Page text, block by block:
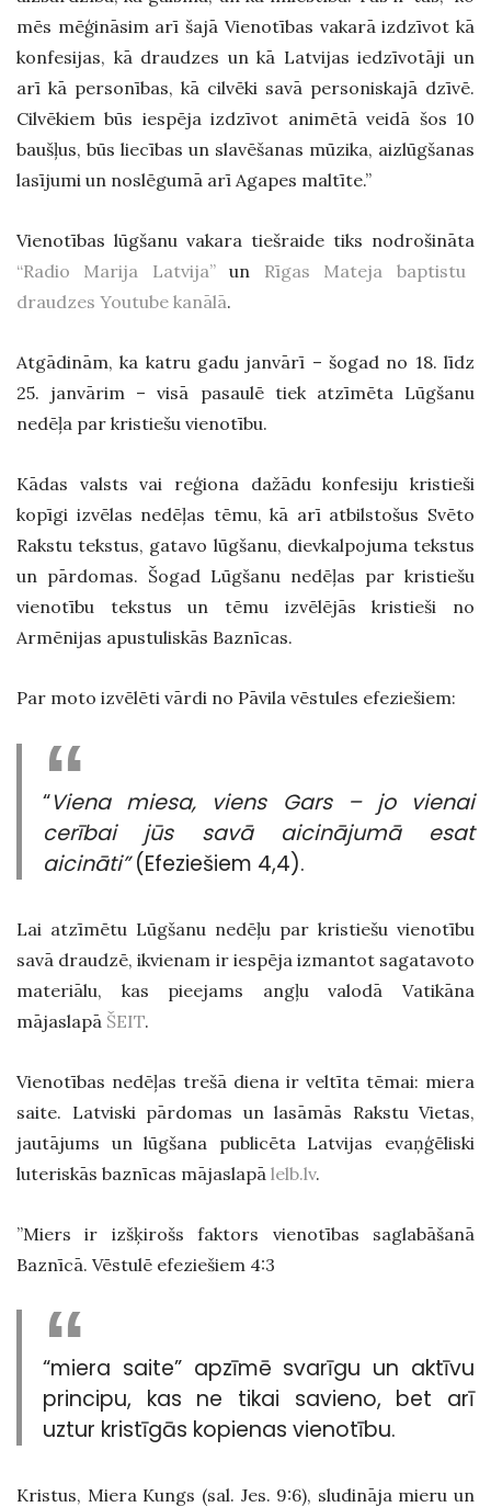
mēs mēģināsim arī šajā Vienotības vakarā izdzīvot kā
konfesijas, kā draudzes un kā Latvijas iedzīvotāji un
arī kā personības, kā cilvēki savā personiskajā dzīvē.
Cilvēkiem būs iespēja izdzīvot animētā veidā šos 10
baušļus, būs liecības un slavēšanas mūzika, aizlūgšanas
lasījumi un noslēgumā arī Agapes maltīte.”
Vienotības lūgšanu vakara tiešraide tiks nodrošināta
“Radio Marija Latvija”un Rīgas Mateja baptistu
draudzes Youtube kanālā.
Atgādinām, ka katru gadu janvārī – šogad no 18. līdz
25. janvārim – visā pasaulē tiek atzīmēta Lūgšanu
nedēļa par kristiešu vienotību.
Kādas valsts vai reģiona dažādu konfesiju kristieši
kopīgi izvēlas nedēļas tēmu, kā arī atbilstošus Svēto
Rakstu tekstus, gatavo lūgšanu, dievkalpojuma tekstus
un pārdomas. Šogad Lūgšanu nedēļas par kristiešu
vienotību tekstus un tēmu izvēlējās kristieši no
Armēnijas apustuliskās Baznīcas.
Par moto izvēlēti vārdi no Pāvila vēstules efeziešiem:
“Viena miesa, viens Gars – jo vienai
cerībai jūs savā aicinājumā esat
aicināti”(Efeziešiem 4,4).
Lai atzīmētu Lūgšanu nedēļu par kristiešu vienotību
savā draudzē, ikvienam ir iespēja izmantot sagatavoto
materiālu, kas pieejams angļu valodā Vatikāna
mājaslapā ŠEIT.
Vienotības nedēļas trešā diena ir veltīta tēmai: miera
saite. Latviski pārdomas un lasāmās Rakstu Vietas,
jautājums un lūgšana publicēta Latvijas evaņģēliski
luteriskās baznīcas mājaslapā lelb.lv.
”Miers ir izšķirošs faktors vienotības saglabāšanā
Baznīcā. Vēstulē efeziešiem 4:3
“miera saite” apzīmē svarīgu un aktīvu
principu, kas ne tikai savieno, bet arī
uztur kristīgās kopienas vienotību.
Kristus, Miera Kungs (sal. Jes. 9:6), sludināja mieru un